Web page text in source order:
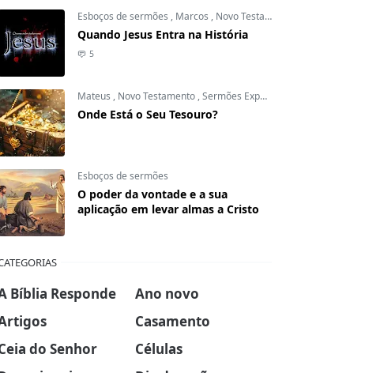
Esboços de sermões , Marcos , Novo Testamento
Quando Jesus Entra na História
5
Mateus , Novo Testamento ,Sermões Expositivos
Onde Está o Seu Tesouro?
Esboços de sermões
O poder da vontade e a sua
aplicação em levar almas a Cristo
Bíblia Responde
Ano novo
Casamento
do Senhor
Células